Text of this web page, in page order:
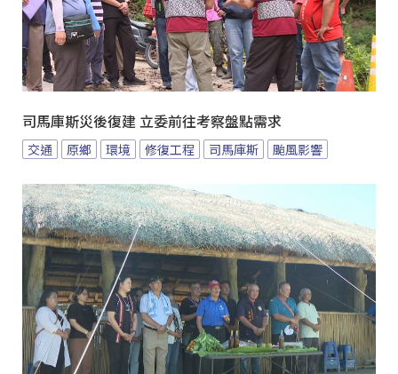
司馬庫斯災後復建 立委前往考察盤點需求
交通 原鄉 環境 修復工程 司馬庫斯 颱風影響